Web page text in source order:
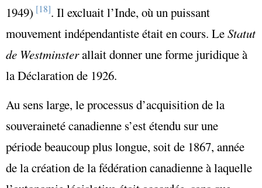
1949) [18]. Il excluait l’Inde, où un puissant
mouvement indépendantiste était en cours. LeStatut
de Westminsterallait donner une forme juridique à
la Déclaration de 1926.
Au sens large, le processus d’acquisition de la
souveraineté canadienne s’est étendu sur une
période beaucoup plus longue, soit de 1867, année
de la création de la fédération canadienne à laquelle